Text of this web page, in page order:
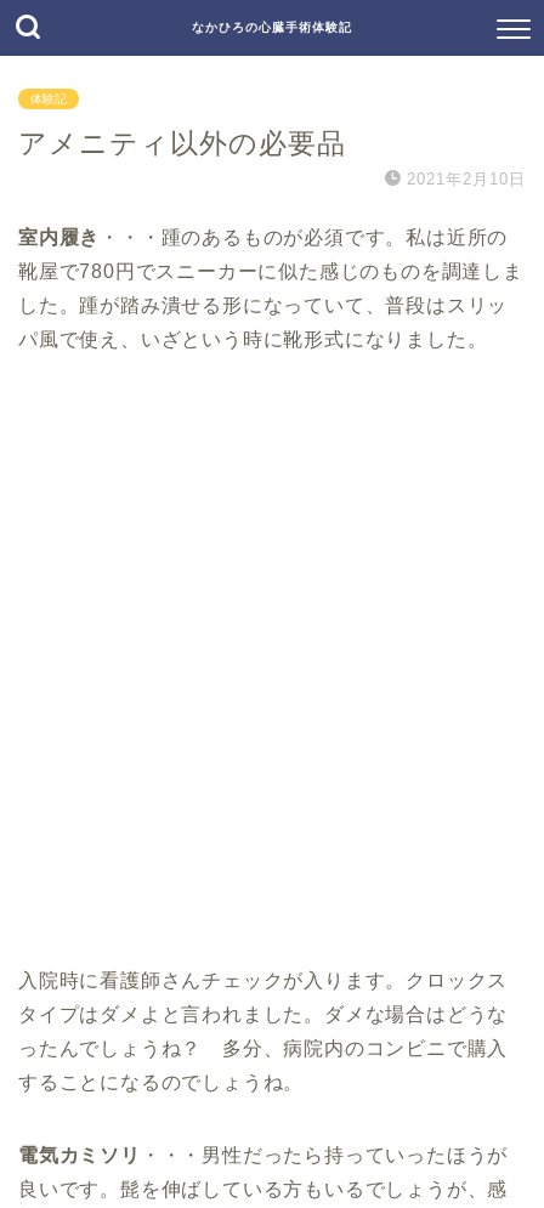
なかひろの心臓手術体験記
体験記
アメニティ以外の必要品
2021年2月10日
室内履き ・・・踵のあるものが必須です。私は近所の
靴屋で780円でスニーカーに似た感じのものを調達しま
した。踵が踏み潰せる形になっていて、普段はスリッ
パ風で使え、いざという時に靴形式になりました。
入院時に看護師さんチェックが入ります。クロックス
タイプはダメよと言われました。ダメな場合はどうな
ったんでしょうね？ 多分、病院内のコンビニで購入
することになるのでしょうね。
電気カミソリ
・・・男性だったら持っていったほうが
良いです。髭を伸ばしている方もいるでしょうが、感